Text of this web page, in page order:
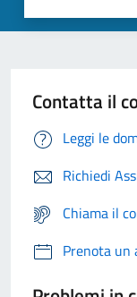
Contatta il
Leggi le
Richiedi
Chiama il
Prenota un